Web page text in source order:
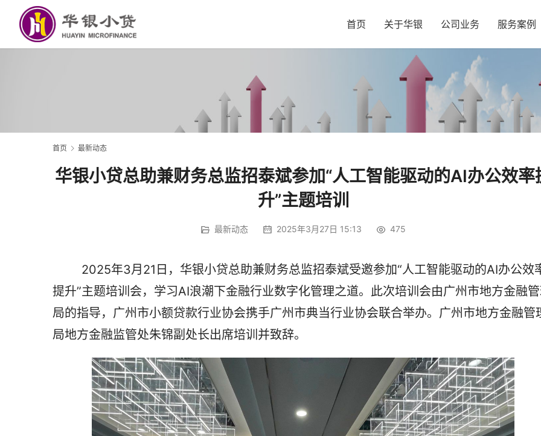
首页 关于华银 公司业务 服务案例
首页 最新动态
华银小贷总助兼财务总监招泰斌参加“人工智能驱动的AI办公效率
升”主题培训
最新动态 2025年3月27日 15:13 475
提升”主题培训会，学习AI浪潮下金融行业数字化管理之道。此次培训会由广州市地方金融
局的指导，广州市小额贷款行业协会携手广州市典当行业协会联合举办。广州市地方金融管
局地方金融监管处朱锦副处长出席培训并致辞。
诚信公约会员单位